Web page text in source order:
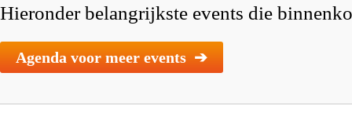
Hieronder belangrijkste events die
Agenda voor meer events ➔